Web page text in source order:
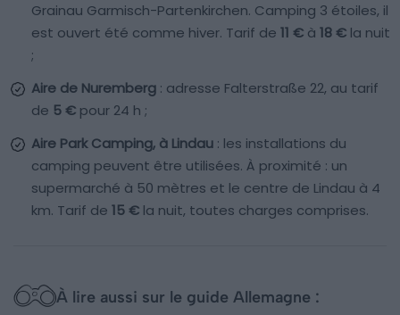
Grainau Garmisch-Partenkirchen. Camping 3 étoiles, il
est ouvert été comme hiver. Tarif de 11 € à 18 € la nuit
;
Aire de Nuremberg : adresse Falterstraße 22, au tarif
de 5 € pour 24 h ;
Aire Park Camping, à Lindau : les installations du
camping peuvent être utilisées. À proximité : un
supermarché à 50 mètres et le centre de Lindau à 4
km. Tarif de 15 € la nuit, toutes charges comprises.
À lire aussi sur le guide Allemagne :